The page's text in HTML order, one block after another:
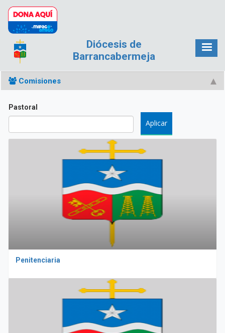
Pasar al contenido principal
Diócesis de
Barrancabermeja
Comisiones
Pastoral
Penitenciaria